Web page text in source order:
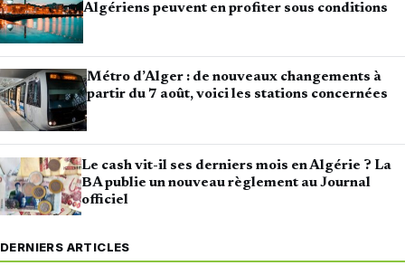
Algériens peuvent en profiter sous conditions
Métro d’Alger : de nouveaux changements à
partir du 7 août, voici les stations concernées
Le cash vit-il ses derniers mois en Algérie ? La
BA publie un nouveau règlement au Journal
officiel
DERNIERS ARTICLES